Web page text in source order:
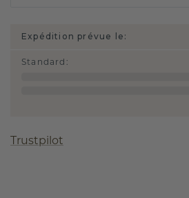
Expédition prévue le:
Standard :
Trustpilot